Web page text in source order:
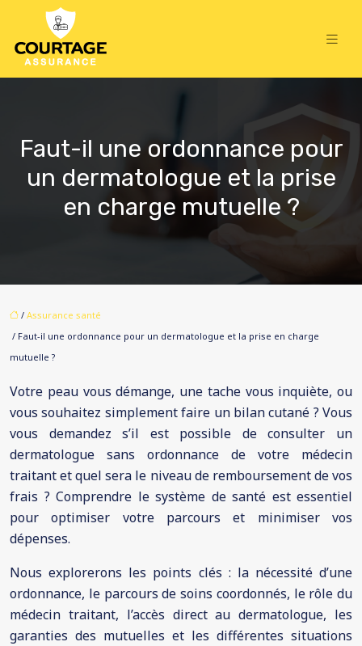
Faut-il une ordonnance pour
un dermatologue et la prise
en charge mutuelle ?
/ Assurance santé
/ Faut-il une ordonnance pour un dermatologue et la prise en charge
mutuelle ?
Votre peau vous démange, une tache vous inquiète, ou
vous souhaitez simplement faire un bilan cutané ? Vous
vous demandez s’il est possible de consulter un
dermatologue sans ordonnance de votre médecin
traitant et quel sera le niveau de remboursement de vos
frais ? Comprendre le système de santé est essentiel
pour optimiser votre parcours et minimiser vos
dépenses.
Nous explorerons les points clés : la nécessité d’une
ordonnance, le parcours de soins coordonnés, le rôle du
médecin traitant, l’accès direct au dermatologue, les
garanties des mutuelles et les différentes situations